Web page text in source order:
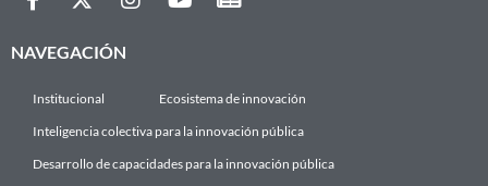
NAVEGACIÓN
Institucional
Ecosistema de innovación
Inteligencia colectiva para la innovación pública
Desarrollo de capacidades para la innovación pública